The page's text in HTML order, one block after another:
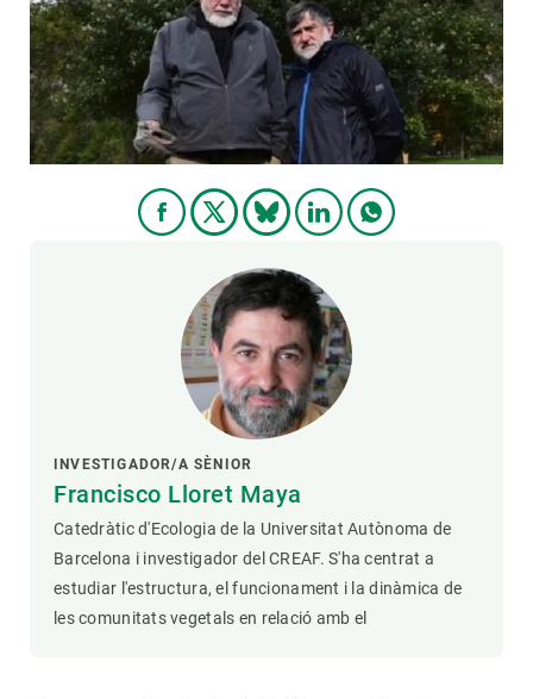
INVESTIGADOR/A SÈNIOR
Francisco Lloret Maya
Catedràtic d'Ecologia de la Universitat Autònoma de
Barcelona i investigador del CREAF. S'ha centrat a
estudiar l'estructura, el funcionament i la dinàmica de
les comunitats vegetals en relació amb el
PARTICIPA
NOTÍCIES I AGENDA